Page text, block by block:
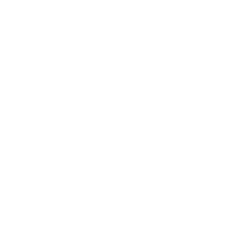
Di sini
Jogja yang
ada yang
akan
saja. Di
yang cocok
dalam